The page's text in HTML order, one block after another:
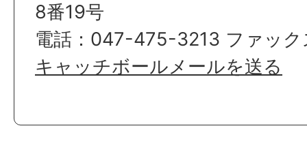
8番19号
電話：047-475-3213 ファッ
キャッチボールメールを送る